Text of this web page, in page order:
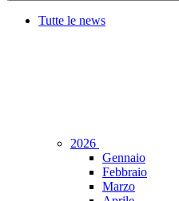
Tutte le news
2026
Gennaio
Febbraio
Marzo